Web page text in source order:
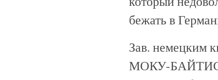
бежать в
Зав. немецким
МОКУ-БАЙТИС и